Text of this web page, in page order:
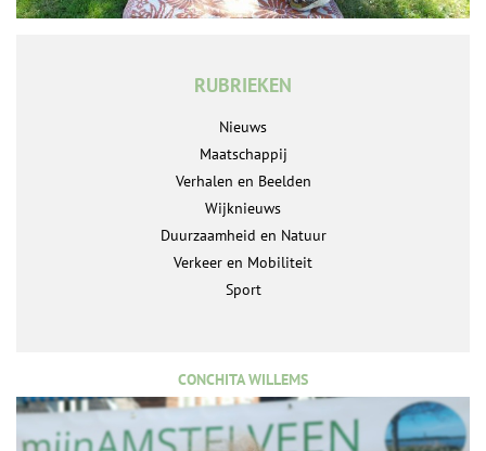
RUBRIEKEN
Nieuws
Maatschappij
Verhalen en Beelden
Wijknieuws
Duurzaamheid en Natuur
Verkeer en Mobiliteit
Sport
CONCHITA WILLEMS